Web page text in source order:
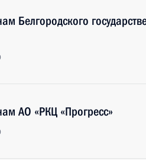
Белгородского
АО «РКЦ «Прогресс»